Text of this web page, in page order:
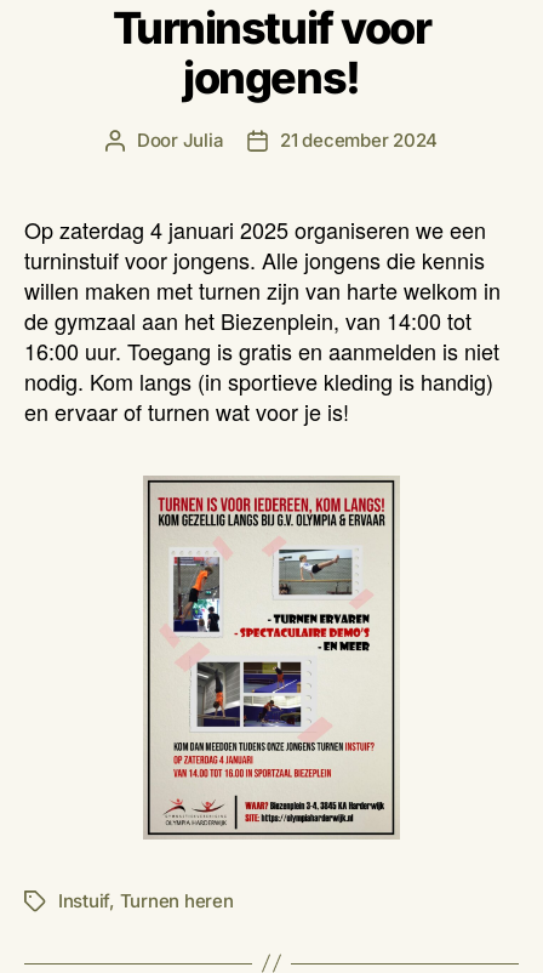
Turninstuif voor
jongens!
Berichtauteur
Door Julia Berichtdatum
21 december 2024
Op zaterdag 4 januari 2025 organiseren we een
turninstuif voor jongens. Alle jongens die kennis
willen maken met turnen zijn van harte welkom in
de gymzaal aan het Biezenplein, van 14:00 tot
16:00 uur. Toegang is gratis en aanmelden is niet
nodig. Kom langs (in sportieve kleding is handig)
en ervaar of turnen wat voor je is!
TagsInstuif, Turnen heren